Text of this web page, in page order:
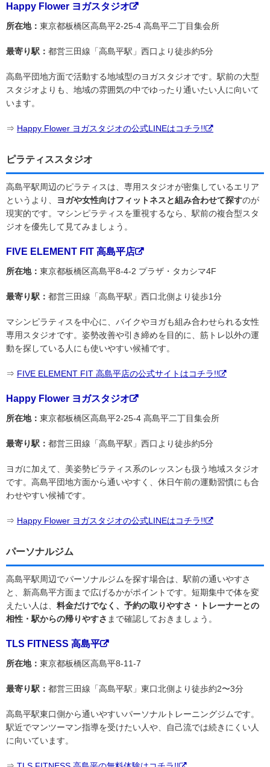
Happy Flower ヨガスタジオ
所在地： 東京都板橋区高島平2-25-4 高島平二丁目集会所
最寄り駅： 都営三田線「高島平駅」西口より徒歩約5分
高島平団地方面で活動する地域型のヨガスタジオです。駅前の大型
スタジオよりも、地域の雰囲気の中でゆったり通いたい人に向いて
います。
⇒ Happy Flower ヨガスタジオの公式LINEはコチラ!!
ピラティススタジオ
高島平駅周辺のピラティスは、専用スタジオが密集しているエリア
というより、
ヨガや女性向けフィットネスと組み合わせて探すのが
現実的です。マシンピラティスを重視するなら、駅前の複合型スタ
ジオを優先して見てみましょう。
FIVE ELEMENT FIT 高島平店
所在地： 東京都板橋区高島平8-4-2 プラザ・タカシマ4F
最寄り駅： 都営三田線「高島平駅」西口北側より徒歩1分
マシンピラティスを中心に、バイクやヨガも組み合わせられる女性
専用スタジオです。姿勢改善や引き締めを目的に、筋トレ以外の運
動を探している人にも使いやすい候補です。
⇒ FIVE ELEMENT FIT 高島平店の公式サイトはコチラ!!
Happy Flower ヨガスタジオ
所在地： 東京都板橋区高島平2-25-4 高島平二丁目集会所
最寄り駅： 都営三田線「高島平駅」西口より徒歩約5分
ヨガに加えて、美姿勢ピラティス系のレッスンも扱う地域スタジオ
です。高島平団地方面から通いやすく、休日午前の運動習慣にも合
わせやすい候補です。
⇒ Happy Flower ヨガスタジオの公式LINEはコチラ!!
パーソナルジム
高島平駅周辺でパーソナルジムを探す場合は、駅前の通いやすさ
と、新高島平方面まで広げるかがポイントです。短期集中で体を変
えたい人は、 料金だけでなく、予約の取りやすさ・トレーナーとの
相性・駅からの帰りやすさ まで確認しておきましょう。
TLS FITNESS 高島平
所在地： 東京都板橋区高島平8-11-7
最寄り駅： 都営三田線「高島平駅」東口北側より徒歩約2〜3分
高島平駅東口側から通いやすいパーソナルトレーニングジムです。
駅近でマンツーマン指導を受けたい人や、自己流では続きにくい人
に向いています。